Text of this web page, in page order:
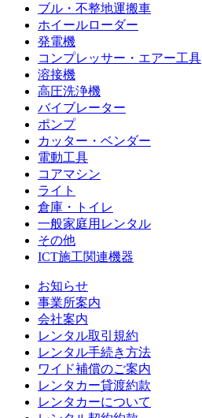
ブル・不整地運搬車
ホイールローダー
発電機
コンプレッサー・エアー工具
溶接機
高圧洗浄機
バイブレーター
ポンプ
カッター・ベンダー
電動工具
コアマシン
ライト
倉庫・トイレ
一般家庭用レンタル
その他
ICT施工関連機器
お知らせ
事業所案内
会社案内
レンタル取引規約
レンタル手続き方法
ワイド補償のご案内
レンタカー貸渡約款
レンタカーについて